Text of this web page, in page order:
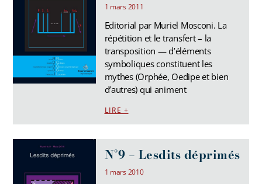
1 mars 2011
Editorial par Muriel Mosconi. La
répétition et le transfert – la
transposition — d’éléments
symboliques constituent les
mythes (Orphée, Oedipe et bien
d’autres) qui animent
LIRE +
N°9 – Lesdits déprimés
1 mars 2010